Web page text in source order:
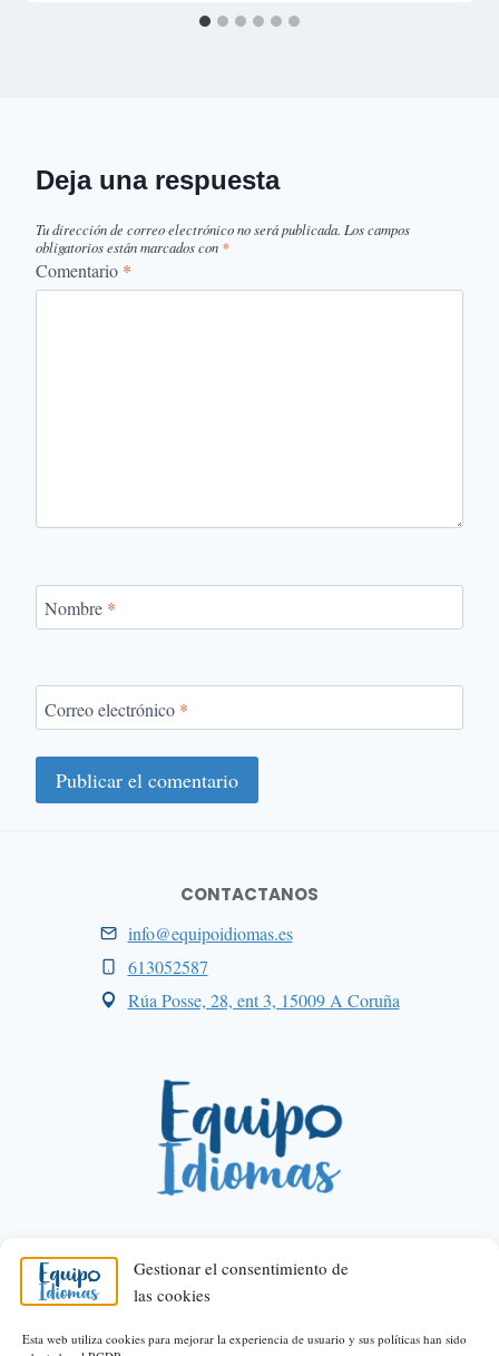
Gestionar el consentimiento de
las cookies
Esta web utiliza cookies para mejorar la experiencia de usuario y sus políticas han sido
Deja una respuesta
Tu dirección de correo electrónico no será publicada. Los campos
obligatorios están marcados con *
Comentario *
Nombre *
Correo electrónico *
CONTACTANOS
info@equipoidiomas.es
613052587
Rúa Posse, 28, ent 3, 15009 A Coruña
© 2026 Equipo Idiomas